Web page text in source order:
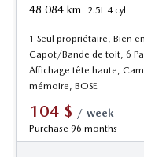
48 084 km 2.5L 4 cyl
1 Seul propriétaire, Bien
Capot/Bande de toit, 6
Affichage tête haute,
mémoire, BOSE
104 $ / week
Purchase 96 months